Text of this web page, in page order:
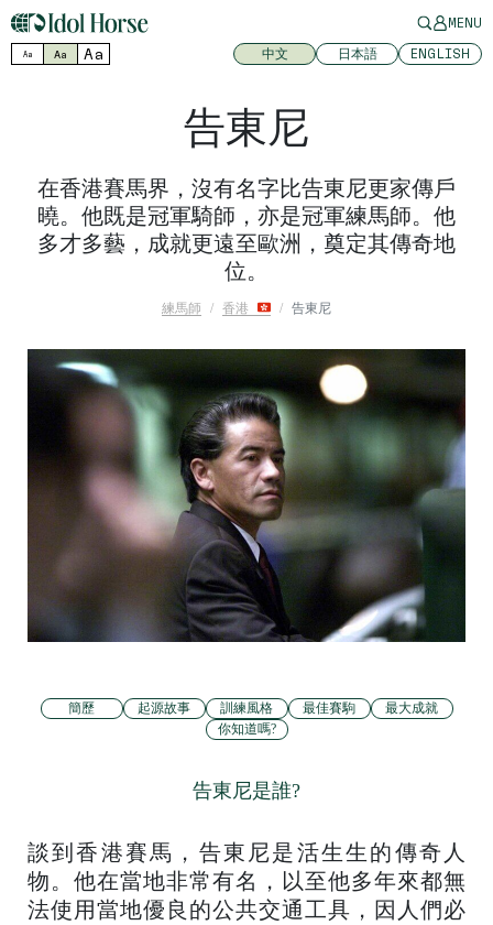
MENU
Aa Aa Aa 中文 日本語 ENGLISH
告東尼
在香港賽馬界，沒有名字比告東尼更家傳戶
曉。他既是冠軍騎師，亦是冠軍練馬師。他
多才多藝，成就更遠至歐洲，奠定其傳奇地
位。
練馬師 香港 告東尼
簡歷 起源故事 訓練風格 最佳賽駒
最大成就
你知道嗎?
告東尼是誰?
談到香港賽馬，告東尼是活生生的傳奇人
物。他在當地非常有名，以至他多年來都無
法使用當地優良的公共交通工具，因人們必